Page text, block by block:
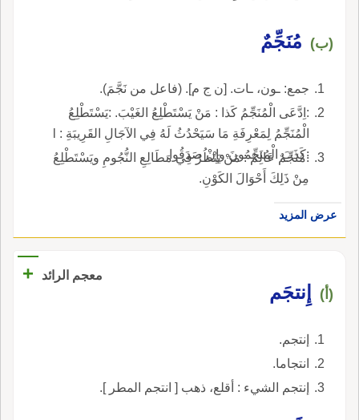
(ب) مُنَجِّمٌ
جمع: ـون، ـات. [ن ج م]. (فاعل من نَجَّمَ).
:اِدَّعَى الْمُنَجِّمُ كَذا : مَنْ يَسْتَطْلِعُ الغَيْبَ. :يَسْتَطْلِعُ
:كَذَبَ الْمُنَجِّمُونَ وإِنْ صَدَقُوا.
:مُنَجِّمٌ عَالِمٌ : مَنْ يَنْظُرُ فِي مَطَالِعِ النُّجُومِ ويَسْتَطْلِعُ
مِنْ ذَلِكَ أَحْوَالَ الكَوْنِ.
عرض المزيد
معجم الرائد +
(أ) إِنتجَم
إنتجم.
انتجاما.
إنتجم الشيء : أقلع، ذهب [ انتجم المطر ].